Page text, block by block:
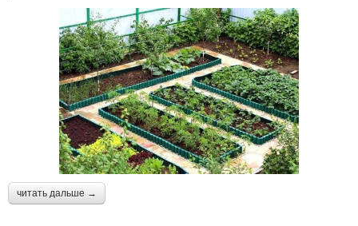
читать дальше →